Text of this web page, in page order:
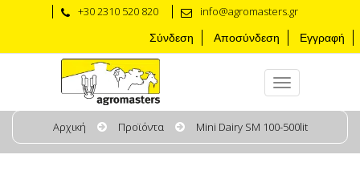
+30 2310 520 820 info@agromasters.gr
Σύνδεση Αποσύνδεση Εγγραφή
Αρχική Προϊόντα Mini Dairy SM 100-500lit